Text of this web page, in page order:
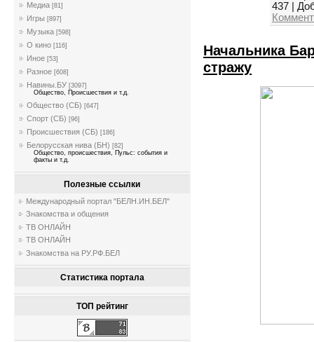
Медиа [81]
Игры [897]
Музыка [598]
О кино [116]
Иное [53]
Разное [608]
Навины.БУ [3097]
Общество, Происшествия и т.д.
Общество (СБ) [647]
Спорт (СБ) [96]
Происшествия (СБ) [186]
Белорусская нива (БН) [82]
Общество, происшествия, Пульс: события и
факты и т.д.
Полезные ссылки
Международный портал "БЕЛН.ИН.БЕЛ"
Знакомства и общения
ТВ ОНЛАЙН
ТВ ОНЛАЙН
Знакомства на РУ.РФ.БЕЛ
Статистика портала
ТОП рейтинг
437
Начальника
стражу